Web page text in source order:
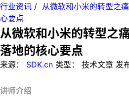
行业资讯 / 从微软和小米的转型之
心要点
从微软和小米的转型之
落地的核心要点
来源： SDK.cn 类型： 技术文章 发
讲师介绍